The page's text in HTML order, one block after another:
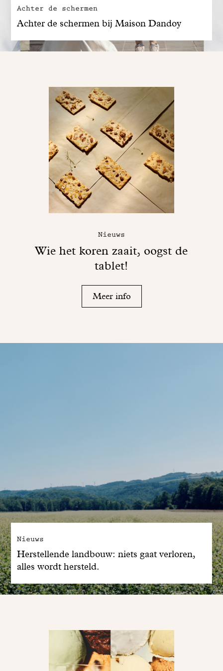
Achter de schermen
Achter de schermen bij Maison Dandoy
Nieuws
Wie het koren zaait, oogst de
tablet!
Meer info
Nieuws
Herstellende landbouw: niets gaat verloren,
alles wordt hersteld.